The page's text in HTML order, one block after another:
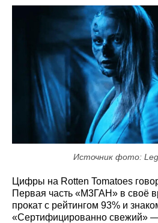
Источник фото:
Цифры на Rotten Tomatoes
Первая часть «М3ГАН» в своё
прокат с рейтингом 93% и
«Сертифицированно свежий»